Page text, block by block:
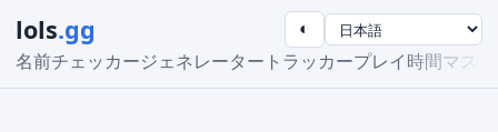
lols.gg
名前チェッカージェネレーター トラッカープレイ時間マス
◐